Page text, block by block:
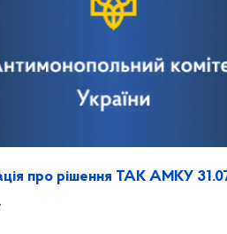
про рішення ТАК АМКУ